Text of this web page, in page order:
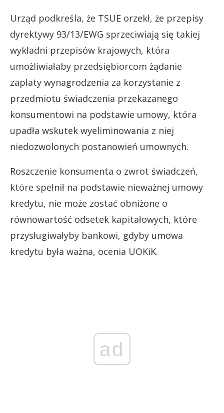
Urząd podkreśla, że TSUE orzekł, że przepisy
dyrektywy 93/13/EWG sprzeciwiają się takiej
wykładni przepisów krajowych, która
umożliwiałaby przedsiębiorcom żądanie
zapłaty wynagrodzenia za korzystanie z
przedmiotu świadczenia przekazanego
konsumentowi na podstawie umowy, która
upadła wskutek wyeliminowania z niej
niedozwolonych postanowień umownych.
Roszczenie konsumenta o zwrot świadczeń,
które spełnił na podstawie nieważnej umowy
kredytu, nie może zostać obniżone o
równowartość odsetek kapitałowych, które
przysługiwałyby bankowi, gdyby umowa
kredytu była ważna, ocenia UOKiK.
ad